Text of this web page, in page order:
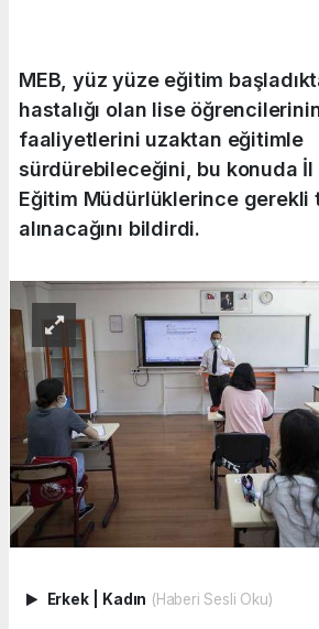
MEB, yüz yüze eğitim
hastalığı olan lise
faaliyetlerini uzaktan eğitimle
sürdürebileceğini, bu konuda
Eğitim Müdürlüklerince gerekli
alınacağını bildirdi.
Erkek Kadın (Haberi Sesli Oku)